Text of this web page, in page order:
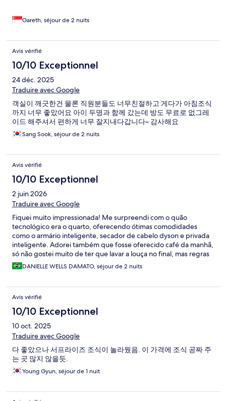
Gareth, séjour de 2 nuits
Avis vérifié
10/10 Exceptionnel
24 déc. 2025
Traduire avec Google
객실이 깨긋한건 물론 직원분들도 너무친절하고 게다가 아침조식
까지 너무 좋았어요 아이 두명과 함께 갔는데 방도 무료로 없그레
이드 해주셔서 편하게 너무 잘지내다갑니다~ 감사해요
Sang Sook, séjour de 2 nuits
Avis vérifié
10/10 Exceptionnel
2 juin 2026
Traduire avec Google
Fiquei muito impressionada! Me surpreendi com o quão
tecnológico era o quarto, oferecendo ótimas comodidades
como o armário inteligente, secador de cabelo dyson e privada
inteligente. Adorei também que fosse oferecido café da manhã,
só não gostei muito de ter que lavar a louça no final, mas regras
são regras. Voltaria com certeza! Gostei muito!!
DANIELLE WELLS DAMATO, séjour de 2 nuits
Avis vérifié
10/10 Exceptionnel
10 oct. 2025
Traduire avec Google
다 좋았으나 서프라이즈 조식이 놀라웠음. 이 가격에 조식 공짜 주
는 곳 많지 않을듯.
Young Gyun, séjour de 1 nuit